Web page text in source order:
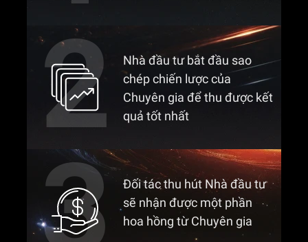
Nhà đầu tư bắt đầu sao
chép chiến lược của
Chuyên gia để thu được kết
quả tốt nhất
Đối tác thu hút Nhà đầu tư
sẽ nhận được một phần
hoa hồng từ Chuyên gia